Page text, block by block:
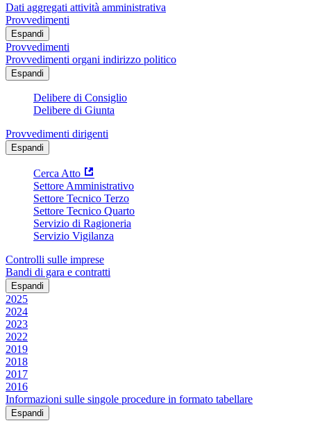
Dati aggregati attività amministrativa
Provvedimenti
Espandi
Provvedimenti
Provvedimenti organi indirizzo politico
Espandi
Delibere di Consiglio
Delibere di Giunta
Provvedimenti dirigenti
Espandi
Cerca Atto
Settore Amministrativo
Settore Tecnico Terzo
Settore Tecnico Quarto
Servizio di Ragioneria
Servizio Vigilanza
Controlli sulle imprese
Bandi di gara e contratti
Espandi
2025
2024
2023
2022
2019
2018
2017
2016
Informazioni sulle singole procedure in formato tabellare
Espandi